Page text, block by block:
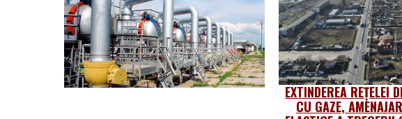
EXTINDEREA REȚELEI
CU GAZE,